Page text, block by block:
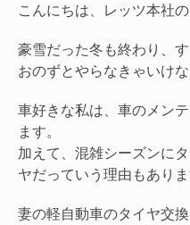
こんにちは、レッツ本社の
豪雪だった冬も終わり、
おのずとやらなきゃいけ
車好きな私は、車のメン
ます。
加えて、混雑シーズンに
ヤだっていう理由もありま
妻の軽自動車のタイヤ交